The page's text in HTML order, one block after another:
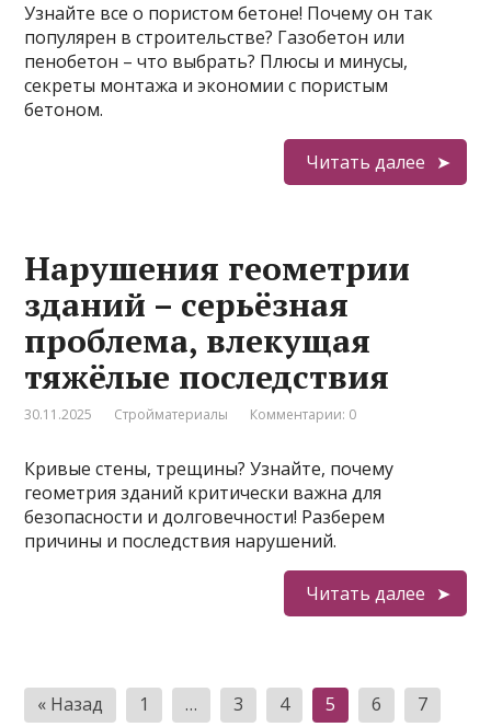
Узнайте все о пористом бетоне! Почему он так
популярен в строительстве? Газобетон или
пенобетон – что выбрать? Плюсы и минусы,
секреты монтажа и экономии с пористым
бетоном.
Читать далее
Нарушения геометрии
зданий – серьёзная
проблема, влекущая
тяжёлые последствия
30.11.2025 Стройматериалы Комментарии: 0
Кривые стены, трещины? Узнайте, почему
геометрия зданий критически важна для
безопасности и долговечности! Разберем
причины и последствия нарушений.
Читать далее
Пагинация
« Назад 1 … 3 4 5 6 7